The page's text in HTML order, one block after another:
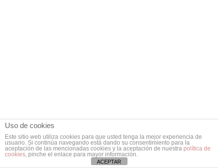
Uso de cookies
Este sitio web utiliza cookies para que usted tenga la mejor experiencia de
usuario. Si continúa navegando está dando su consentimiento para la
aceptación de las mencionadas cookies y la aceptación de nuestra política de
cookies, pinche el enlace para mayor información.
ACEPTAR